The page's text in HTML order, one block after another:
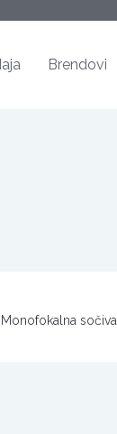
Brendovi
Monofokalna sočiva